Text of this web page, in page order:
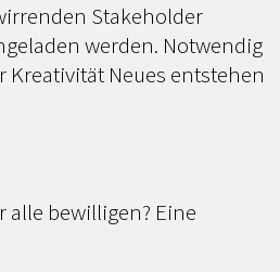
Stakeholder
werden. Notwendig
Kreativität Neues entstehen
alle bewilligen? Eine